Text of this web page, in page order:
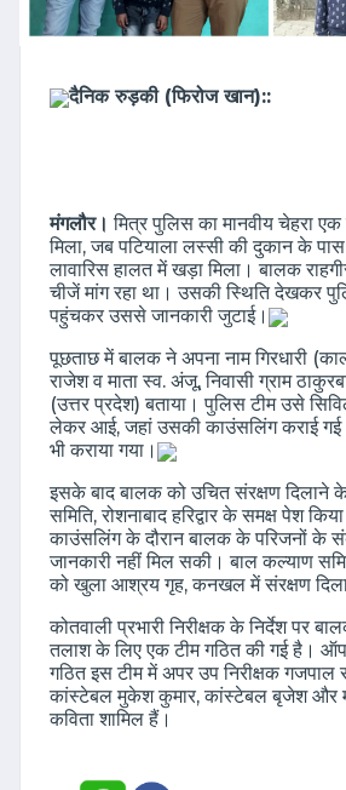
दैनिक रुड़की (फिरोज खान)::
मंगलौर। मित्र पुलिस का मानवीय चेहरा
मिला, जब पटियाला लस्सी की दुकान के पास
लावारिस हालत में खड़ा मिला। बालक
चीजें मांग रहा था। उसकी स्थिति देखकर
पहुंचकर उससे जानकारी जुटाई।
पूछताछ में बालक ने अपना नाम गिरधारी
राजेश व माता स्व. अंजू, निवासी ग्राम
(उत्तर प्रदेश) बताया। पुलिस टीम उसे
लेकर आई, जहां उसकी काउंसलिंग कराई गई
भी कराया गया।
इसके बाद बालक को उचित संरक्षण दिलाने
समिति, रोशनाबाद हरिद्वार के समक्ष पेश
काउंसलिंग के दौरान बालक के परिजनों के
जानकारी नहीं मिल सकी। बाल कल्याण
को खुला आश्रय गृह, कनखल में संरक्षण
कोतवाली प्रभारी निरीक्षक के निर्देश पर
तलाश के लिए एक टीम गठित की गई है।
गठित इस टीम में अपर उप निरीक्षक गजपाल
कांस्टेबल मुकेश कुमार, कांस्टेबल बृजेश और
कविता शामिल हैं।